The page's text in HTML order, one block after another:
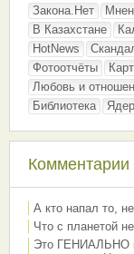
Закона.Нет
В Казахстане
HotNews
Фотоотчёты
Любовь и
Библиотека
Комментарии
А кто напал то,
Что с планетой
Это ГЕНИАЛЬНО